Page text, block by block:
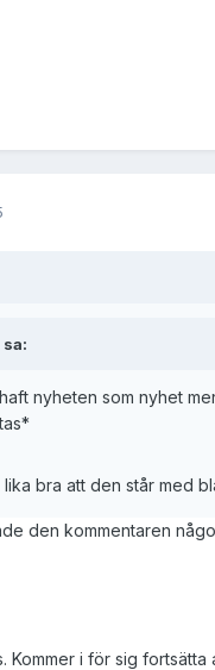
nyheten som nyhet
bra att den står med
den kommentaren
Kommer i för sig